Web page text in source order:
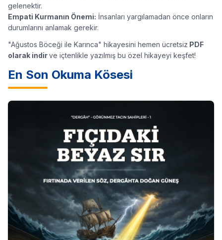
gelenektir.
Empati Kurmanın Önemi: İnsanları yargılamadan önce onların
durumlarını anlamak gerekir.
"Ağustos Böceği ile Karınca" hikayesini hemen ücretsiz PDF
olarak indirve içtenlikle yazılmış bu özel hikayeyi keşfet!
En Son Okuma Kösesi